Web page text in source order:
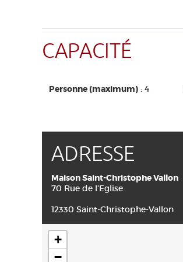
CAPACITÉ
Personne (maximum) : 4
ADRESSE
Maison Saint-Christophe Vallon
70 Rue de l'Eglise
12330 Saint-Christophe-Vallon
+
−